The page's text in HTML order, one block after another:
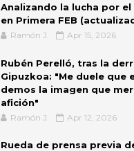
Analizando la lucha por
en Primera FEB
Ramón J. Apr 15, 2026
Rubén Perelló, tras la
Gipuzkoa: "Me duele que
demos la imagen que
afición"
Ramón J. Apr 12, 2026
Rueda de prensa previa